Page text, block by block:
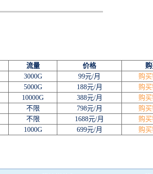
流量 价格
3000G 99元/月
购
5000G 188元/月
购
10000G 388元/月
购
不限 798元/月
购
不限 1688元/月
购
1000G 699元/月 购